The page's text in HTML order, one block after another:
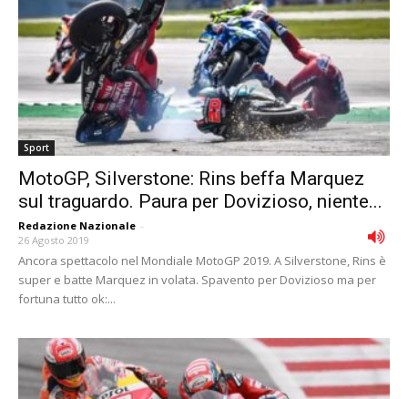
Sport
MotoGP, Silverstone: Rins beffa Marquez
sul traguardo. Paura per Dovizioso, niente...
Redazione Nazionale -
26 Agosto 2019
Ancora spettacolo nel Mondiale MotoGP 2019. A Silverstone, Rins è
super e batte Marquez in volata. Spavento per Dovizioso ma per
fortuna tutto ok:...